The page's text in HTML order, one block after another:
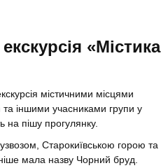
«Містика
містичними місцями
та іншими учасниками групи у
на пішу прогулянку.
Старокиївською горою та
мала назву Чорний бруд.